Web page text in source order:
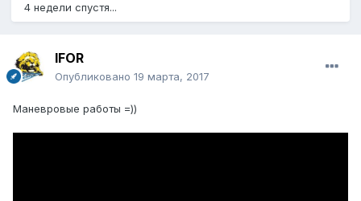
4 недели спустя...
IFOR
Опубликовано 19 марта, 2017
Маневровые работы =))